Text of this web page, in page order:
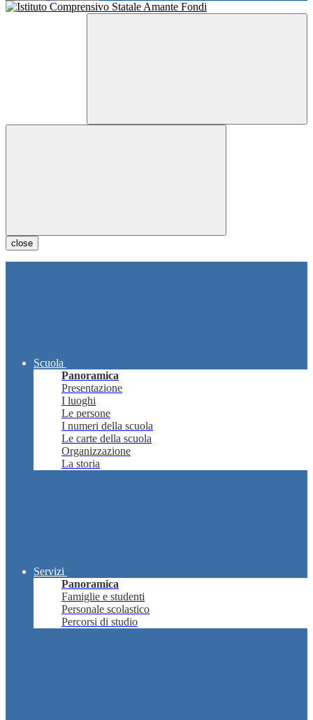
close
Scuola
Panoramica
Presentazione
I luoghi
Le persone
I numeri della scuola
Le carte della scuola
Organizzazione
La storia
Servizi
Panoramica
Famiglie e studenti
Personale scolastico
Percorsi di studio